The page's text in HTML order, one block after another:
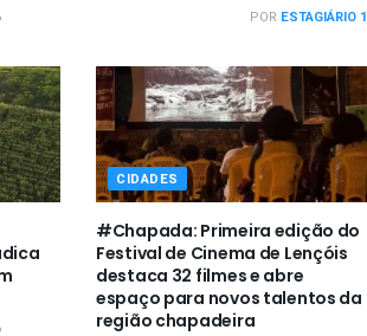
POR ESTAGIÁRIO 1
CIDADES
#Chapada: Primeira edição do
Festival de Cinema de Lençóis
destaca 32 filmes e abre
espaço para novos talentos da
região chapadeira